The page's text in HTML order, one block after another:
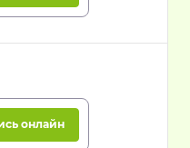
онлайн